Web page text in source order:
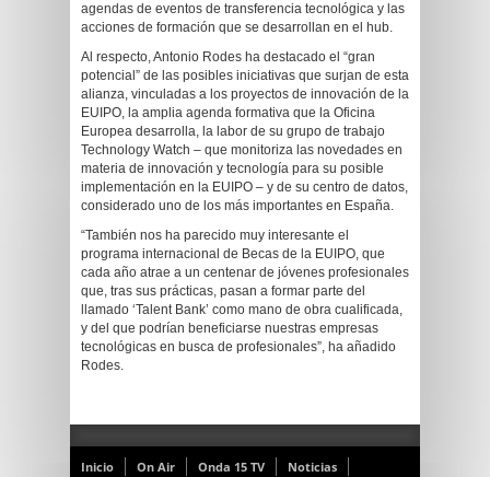
agendas de eventos de transferencia tecnológica y las
acciones de formación que se desarrollan en el hub.
Al respecto, Antonio Rodes ha destacado el “gran
potencial” de las posibles iniciativas que surjan de esta
alianza, vinculadas a los proyectos de innovación de la
EUIPO, la amplia agenda formativa que la Oficina
Europea desarrolla, la labor de su grupo de trabajo
Technology Watch – que monitoriza las novedades en
materia de innovación y tecnología para su posible
implementación en la EUIPO – y de su centro de datos,
considerado uno de los más importantes en España.
“También nos ha parecido muy interesante el
programa internacional de Becas de la EUIPO, que
cada año atrae a un centenar de jóvenes profesionales
que, tras sus prácticas, pasan a formar parte del
llamado ‘Talent Bank’ como mano de obra cualificada,
y del que podrían beneficiarse nuestras empresas
tecnológicas en busca de profesionales”, ha añadido
Rodes.
Inicio On Air Onda 15 TV Noticias